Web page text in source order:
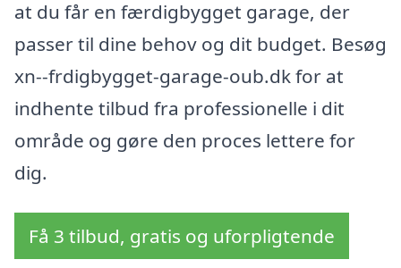
at du får en færdigbygget garage, der
passer til dine behov og dit budget. Besøg
xn--frdigbygget-garage-oub.dk for at
indhente tilbud fra professionelle i dit
område og gøre den proces lettere for
dig.
Få 3 tilbud, gratis og uforpligtende